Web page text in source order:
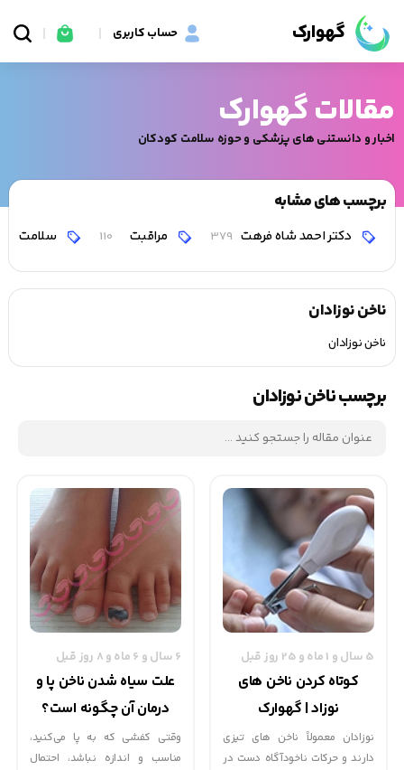
گهوارک حساب کاربری
مقالات گهوارک
اخبار و دانستنی های پزشکی و حوزه سلامت کودکان
برچسب های مشابه
دکتر احمد شاه فرهت 379 مراقبت 110 سلامت
ناخن نوزادان
ناخن نوزادان
برچسب ناخن نوزادان
5 سال و 1 ماه و 25 روز قبل
کوتاه کردن ناخن های
نوزاد | گهوارک
نوزادان معمولاً ناخن های تيزی
دارند و حركات ناخودآگاه دست در
6 سال و 6 ماه و 8 روز قبل
علت سیاه شدن ناخن پا و
درمان آن چگونه است؟
وقتی کفشی که به پا می‌کنید،
مناسب و اندازه نباشد، احتمال